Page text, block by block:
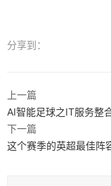
分享到：
上一篇
AI智能足球之IT服务整
下一篇
这个赛季的英超最佳阵